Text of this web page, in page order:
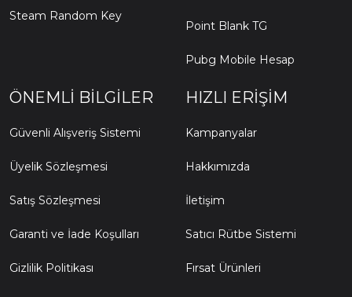
Steam Random Key
Point Blank TG
Pubg Mobile Hesap
ÖNEMLI BILGILER
Güvenli Alışveriş Sistemi
Üyelik Sözleşmesi
Satış Sözleşmesi
Garanti ve İade Koşulları
Gizlilik Politikası
HIZLI ERIŞIM
Kampanyalar
Hakkımızda
İletişim
Satıcı Rütbe Sistemi
Fırsat Ürünleri